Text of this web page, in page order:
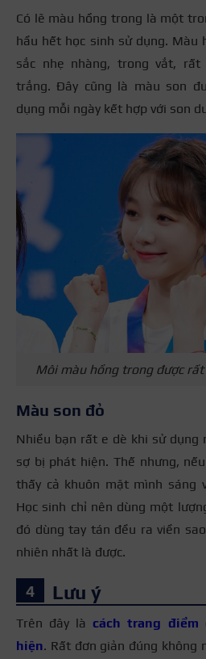
Có lẽ màu hồng trong là một
hầu hết học sinh sử dụng. Màu
sắc nhẹ nhàng, trong vắt,
trắng. Đây cũng là màu son
dụng mỗi ngày kết hợp với son
Môi màu hồng trong được
Màu son đỏ
Nhiều bạn rất e dè khi sử dụng
sợ bị phát hiện. Thế nhưng,
thấy cả khuôn mặt mình sáng
Học sinh chỉ nên dùng một
đó dùng tay tán đều ra viền
nhiên nhất là được.
Lưu ý
Trên đây là cách trang
hiện. Rất đơn giản đúng không